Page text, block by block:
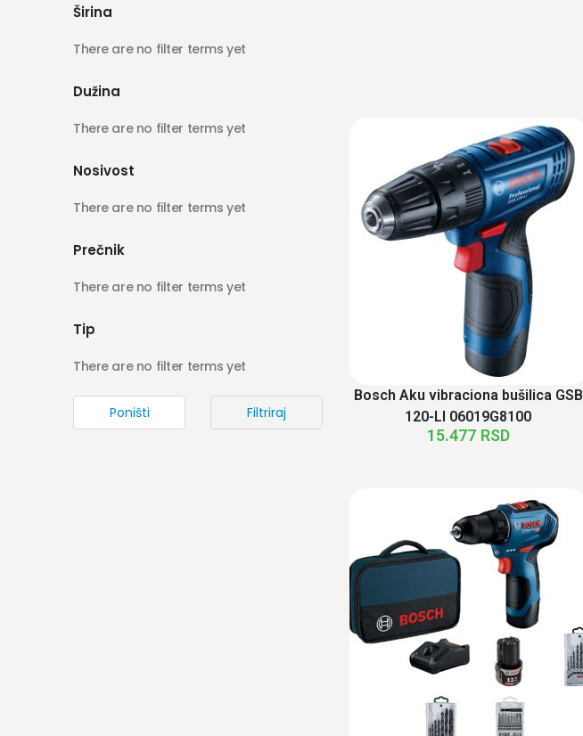
Bosch Aku vibraciona bušilica GSB
120-LI 06019G8100
15.477 RSD
Širina
There are no filter terms yet
Dužina
There are no filter terms yet
Nosivost
There are no filter terms yet
Prečnik
There are no filter terms yet
Tip
There are no filter terms yet
Filtriraj
Poništi